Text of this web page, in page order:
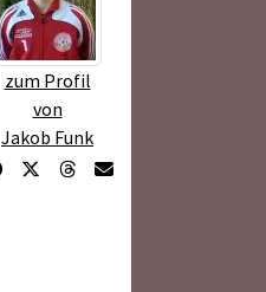
zum Profil
von
Jakob Funk